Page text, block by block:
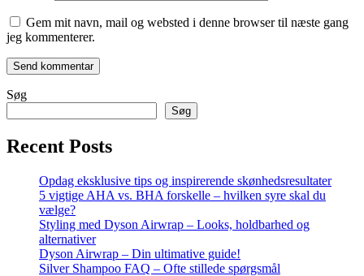
Gem mit navn, mail og websted i denne browser til næste gang
jeg kommenterer.
Søg
Søg
Recent Posts
Opdag eksklusive tips og inspirerende skønhedsresultater
5 vigtige AHA vs. BHA forskelle – hvilken syre skal du
vælge?
Styling med Dyson Airwrap – Looks, holdbarhed og
alternativer
Dyson Airwrap – Din ultimative guide!
Silver Shampoo FAQ – Ofte stillede spørgsmål